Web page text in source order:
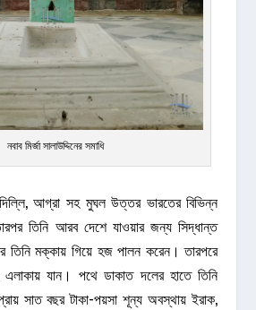
নবাব মির্জা সালাউদ্দিনের সমাধি
আগ্রা সহ মুঘল উত্তর ভারতের বিভিন্ন
তিনি আরব দেশে যাওয়ার জন্য সিদ্ধান্ত
তিনি মক্কায় গিয়ে হজ পালন করেন। তারপরে
যান। পথে ডাকাত দলের হাতে তিনি
সাত বছর টাকা-পয়সা শূন্য অবস্থায় ইরাক,